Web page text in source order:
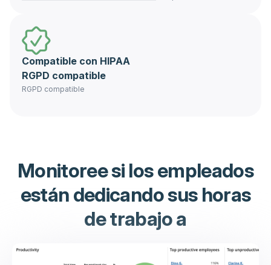
Compatible con HIPAA
RGPD compatible
RGPD compatible
Monitoree si los empleados
están dedicando sus horas
de trabajo a